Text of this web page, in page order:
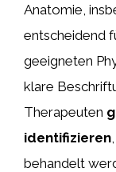
Anatomie,
entscheidend
geeigneten
klare
Therapeuten
identifizieren
behandelt